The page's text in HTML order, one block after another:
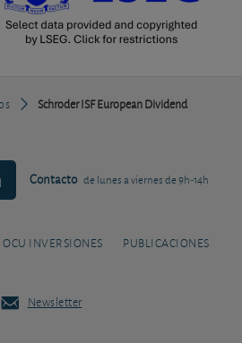
Schroder ISF European Dividend
Contacto de lunes a viernes de 9h-14h
OCU INVERSIONES PUBLICACIONES
Newsletter